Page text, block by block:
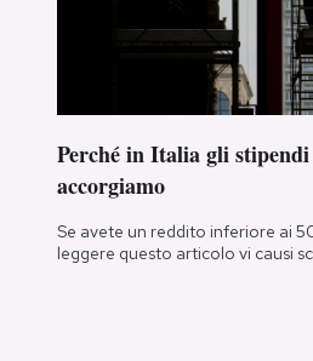
Perché in Italia gli
accorgiamo
Se avete un reddito inferiore ai
leggere questo articolo vi causi